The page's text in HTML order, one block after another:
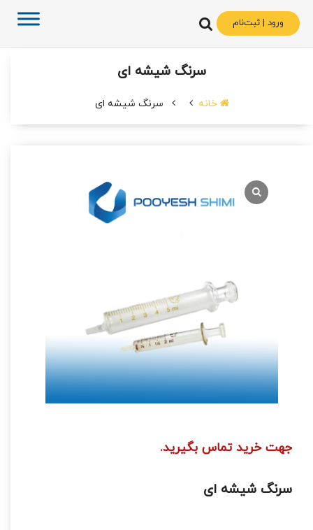
ورود | ثبت‌نام
سرنگ شیشه ای
خانه سرنگ شیشه ای
جهت خرید تماس بگیرید.
سرنگ شیشه ای